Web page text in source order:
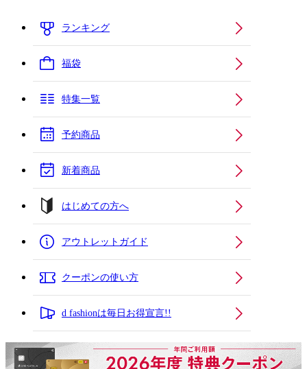
ランキング
福袋
特集一覧
予約商品
新着商品
はじめての方へ
アウトレットガイド
クーポンの使い方
d fashionは毎日お得宣言!!